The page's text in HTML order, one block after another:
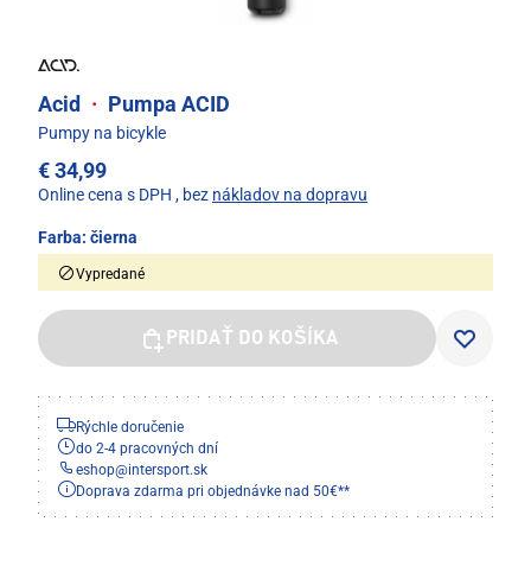
Acid · Pumpa ACID
Pumpy na bicykle
€ 34,99
Online cena s DPH , bez nákladov na dopravu
Farba: čierna
Vypredané
PRIDAŤ DO KOŠÍKA
Rýchle doručenie
do 2-4 pracovných dní
eshop@intersport.sk
Doprava zdarma pri objednávke nad 50€**